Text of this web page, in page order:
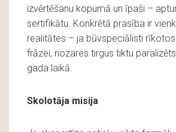
izvērtēšanu kopumā un īpaši –
sertifikātu. Konkrētā prasība ir
realitātes – ja būvspeciālisti
frāzei, nozares tirgus tiktu
gada laikā.
Skolotāja misija